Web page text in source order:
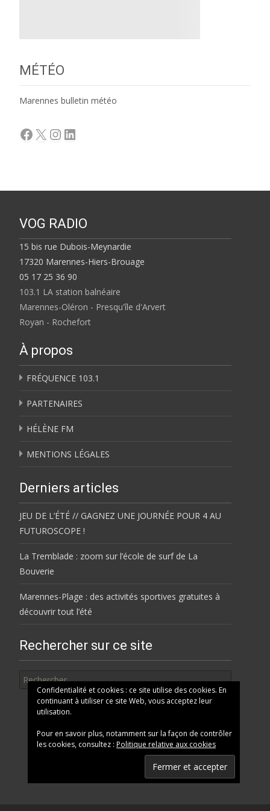
MÉTÉO
Marennes bulletin météo
Facebook
X Instagram
LinkedIn
VOG RADIO
15 bis rue Dubois-Meynardie
17320 Marennes-Hiers-Brouage
05 17 25 36 90
103.1 LA station balnéaire
Marennes-Oléron - Presqu'île d'Arvert
Royan - Rochefort
À propos
FRÉQUENCE 103.1
PARTENAIRES
HÉLÈNE FM
MENTIONS LÉGALES
Derniers articles
JEU DE L’ÉTÉ // GAGNEZ UNE JOURNÉE POUR 4 AU
FUTUROSCOPE !
La Tremblade : zoom sur l’école de surf de La
Bouverie
Marennes-Plage : des activités sportives gratuites à
découvrir tout l’été
Rechercher sur ce site
Confidentialité et cookies : ce site utilise des cookies. En
continuant à utiliser ce site Web, vous acceptez leur
utilisation.
Pour en savoir plus, notamment sur la façon de contrôler
les cookies, consultez : Politique relative aux cookies